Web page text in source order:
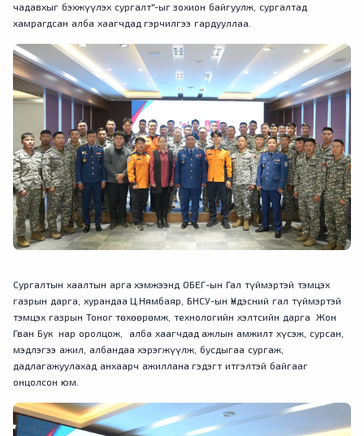
чадавхыг бэхжүүлэх сургалт"-ыг зохион байгуулж, сургалтад
хамрагдсан алба хаагчдад гэрчилгээ гардууллаа.
Сургалтын хаалтын арга хэмжээнд ОБЕГ-ын Гал түймэртэй тэмцэх
газрын дарга, хурандаа Ц.Нямбаяр, БНСУ-ын Үндэсний гал түймэртэй
тэмцэх газрын Тоног төхөөрөмж, технологийн хэлтсийн дарга Жон
Гван Бук нар оролцож, алба хаагчдад ажлын амжилт хүсэж, сурсан,
мэдлэгээ ажил, албандаа хэрэгжүүлж, бусдыгаа сургаж,
дадлагажуулахад анхаарч ажиллана гэдэгт итгэлтэй байгааг
онцолсон юм.